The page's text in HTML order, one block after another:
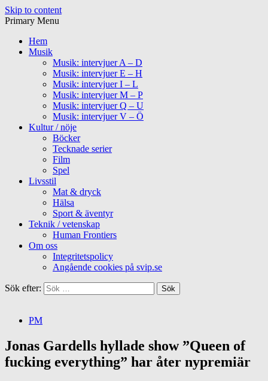
Skip to content
Primary Menu
Hem
Musik
Musik: intervjuer A – D
Musik: intervjuer E – H
Musik: intervjuer I – L
Musik: intervjuer M – P
Musik: intervjuer Q – U
Musik: intervjuer V – Ö
Kultur / nöje
Böcker
Tecknade serier
Film
Spel
Livsstil
Mat & dryck
Hälsa
Sport & äventyr
Teknik / vetenskap
Human Frontiers
Om oss
Integritetspolicy
Angående cookies på svip.se
Sök efter:
PM
Jonas Gardells hyllade show ”Queen of
fucking everything” har åter nypremiär